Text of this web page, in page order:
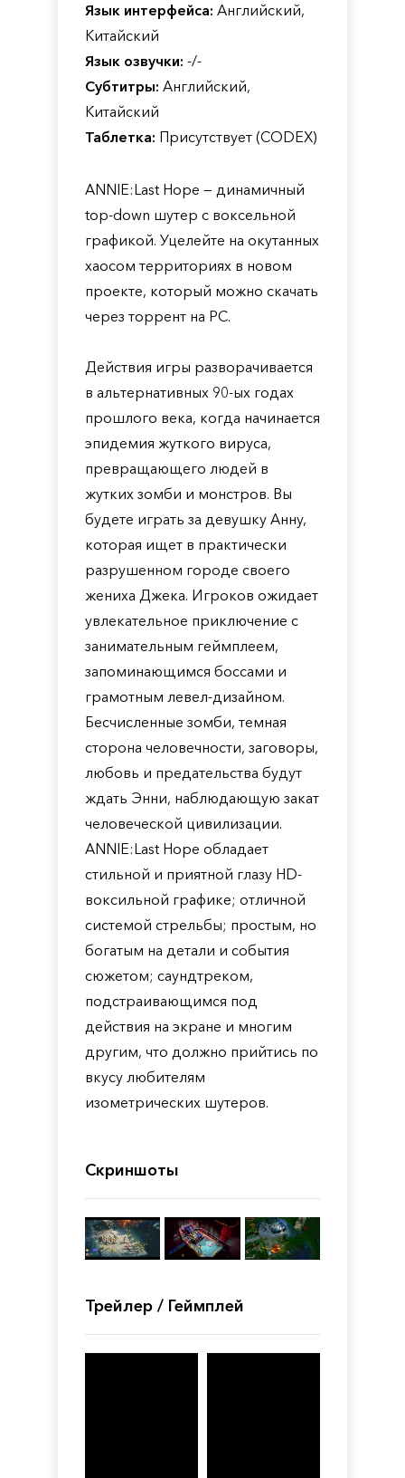
Язык интерфейса: Английский,
Китайский
Язык озвучки: -/-
Субтитры: Английский,
Китайский
Таблетка: Присутствует (CODEX)
ANNIE:Last Hope — динамичный
top-down шутер с воксельной
графикой. Уцелейте на окутанных
хаосом территориях в новом
проекте, который можно скачать
через торрент на PC.
Действия игры разворачивается
в альтернативных 90-ых годах
прошлого века, когда начинается
эпидемия жуткого вируса,
превращающего людей в
жутких зомби и монстров. Вы
будете играть за девушку Анну,
которая ищет в практически
разрушенном городе своего
жениха Джека. Игроков ожидает
увлекательное приключение с
занимательным геймплеем,
запоминающимся боссами и
грамотным левел-дизайном.
Бесчисленные зомби, темная
сторона человечности, заговоры,
любовь и предательства будут
ждать Энни, наблюдающую закат
человеческой цивилизации.
ANNIE:Last Hope обладает
стильной и приятной глазу HD-
воксильной графике; отличной
системой стрельбы; простым, но
богатым на детали и события
сюжетом; саундтреком,
подстраивающимся под
действия на экране и многим
другим, что должно прийтись по
вкусу любителям
изометрических шутеров.
Скриншоты
Трейлер / Геймплей